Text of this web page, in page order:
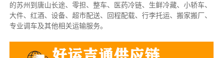
的苏州到唐山长途、零担、整车、医药冷链、生鲜冷藏、小轿车、
大件、红酒、设备、超市配送、回程配载、行李托运、搬家搬厂、
专业调车及其他相关运输服务。